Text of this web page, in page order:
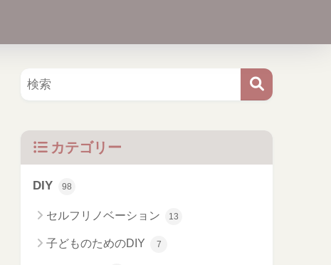
カテゴリー
DIY 98
セルフリノベーション 13
子どものためのDIY 7